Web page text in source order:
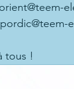
tous !